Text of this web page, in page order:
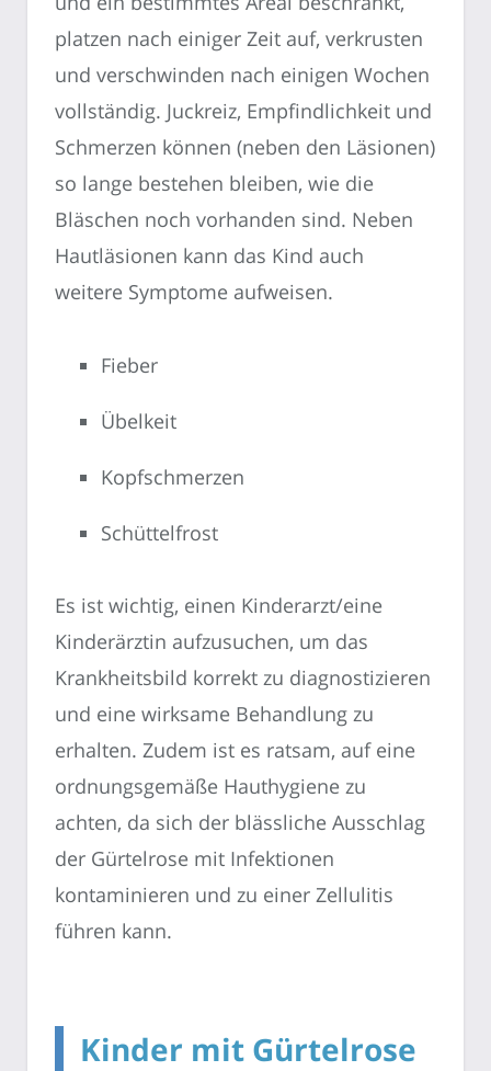
platzen nach einiger Zeit auf, verkrusten
und verschwinden nach einigen Wochen
vollständig. Juckreiz, Empfindlichkeit und
Schmerzen können (neben den Läsionen)
so lange bestehen bleiben, wie die
Bläschen noch vorhanden sind. Neben
Hautläsionen kann das Kind auch
weitere Symptome aufweisen.
Fieber
Übelkeit
Kopfschmerzen
Schüttelfrost
Es ist wichtig, einen Kinderarzt/eine
Kinderärztin aufzusuchen, um das
Krankheitsbild korrekt zu diagnostizieren
und eine wirksame Behandlung zu
erhalten. Zudem ist es ratsam, auf eine
ordnungsgemäße Hauthygiene zu
achten, da sich der blässliche Ausschlag
der Gürtelrose mit Infektionen
kontaminieren und zu einer Zellulitis
führen kann.
Kinder mit Gürtelrose